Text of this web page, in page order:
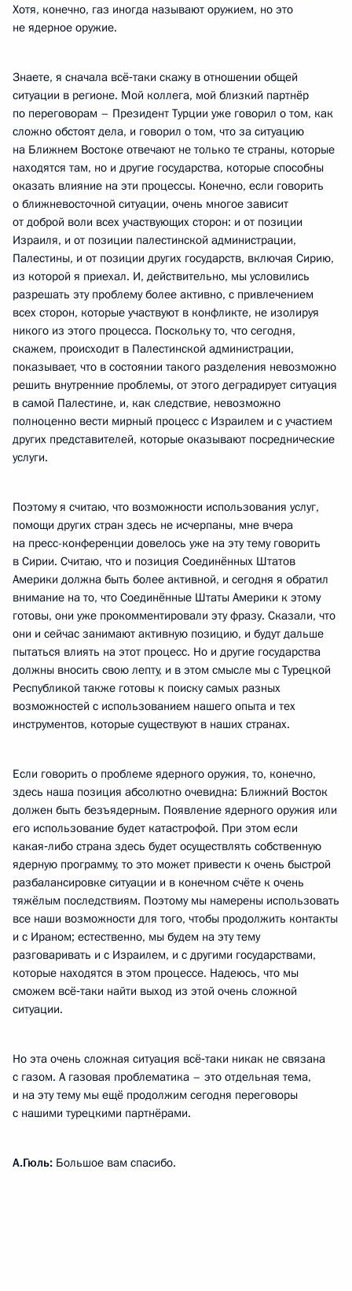
Хотя, конечно, газ иногда называют оружием, но это
не ядерное оружие.
Знаете, я сначала всё‑таки скажу в отношении общей
ситуации в регионе. Мой коллега, мой близкий партнёр
по переговорам – Президент Турции уже говорил о том, как
сложно обстоят дела, и говорил о том, что за ситуацию
на Ближнем Востоке отвечают не только те страны, которые
находятся там, но и другие государства, которые способны
оказать влияние на эти процессы. Конечно, если говорить
о ближневосточной ситуации, очень многое зависит
от доброй воли всех участвующих сторон: и от позиции
Израиля, и от позиции палестинской администрации,
Палестины, и от позиции других государств, включая Сирию,
из которой я приехал. И, действительно, мы условились
разрешать эту проблему более активно, с привлечением
всех сторон, которые участвуют в конфликте, не изолируя
никого из этого процесса. Поскольку то, что сегодня,
скажем, происходит в Палестинской администрации,
показывает, что в состоянии такого разделения невозможно
решить внутренние проблемы, от этого деградирует ситуация
в самой Палестине, и, как следствие, невозможно
полноценно вести мирный процесс с Израилем и с участием
других представителей, которые оказывают посреднические
услуги.
Поэтому я считаю, что возможности использования услуг,
помощи других стран здесь не исчерпаны, мне вчера
на пресс-конференции довелось уже на эту тему говорить
в Сирии. Считаю, что и позиция Соединённых Штатов
Америки должна быть более активной, и сегодня я обратил
внимание на то, что Соединённые Штаты Америки к этому
готовы, они уже прокомментировали эту фразу. Сказали, что
они и сейчас занимают активную позицию, и будут дальше
пытаться влиять на этот процесс. Но и другие государства
должны вносить свою лепту, и в этом смысле мы с Турецкой
Республикой также готовы к поиску самых разных
возможностей с использованием нашего опыта и тех
инструментов, которые существуют в наших странах.
Если говорить о проблеме ядерного оружия, то, конечно,
здесь наша позиция абсолютно очевидна: Ближний Восток
должен быть безъядерным. Появление ядерного оружия или
его использование будет катастрофой. При этом если
какая‑либо страна здесь будет осуществлять собственную
ядерную программу, то это может привести к очень быстрой
разбалансировке ситуации и в конечном счёте к очень
тяжёлым последствиям. Поэтому мы намерены использовать
все наши возможности для того, чтобы продолжить контакты
и с Ираном; естественно, мы будем на эту тему
разговаривать и с Израилем, и с другими государствами,
которые находятся в этом процессе. Надеюсь, что мы
сможем всё‑таки найти выход из этой очень сложной
ситуации.
Но эта очень сложная ситуация всё‑таки никак не связана
с газом. А газовая проблематика – это отдельная тема,
и на эту тему мы ещё продолжим сегодня переговоры
с нашими турецкими партнёрами.
А.Гюль: Большое вам спасибо.